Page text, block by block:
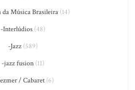
Música Brasileira(14)
-Interlúdios(48)
-Jazz(589)
-jazz fusion(11)
/ Cabaret (6)